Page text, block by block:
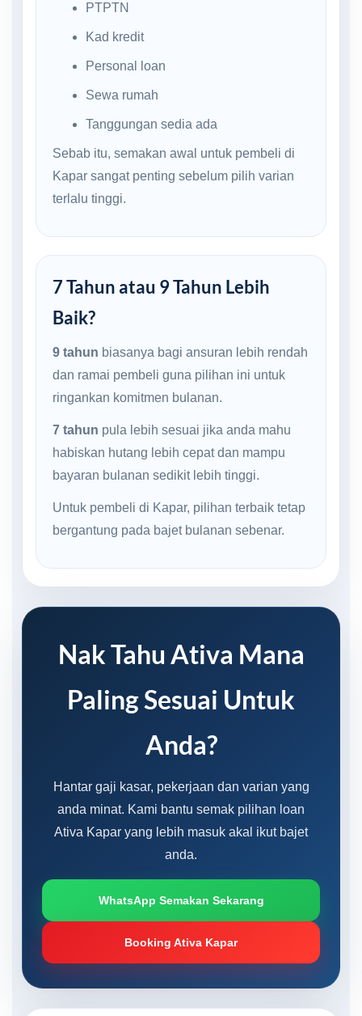
PTPTN
Kad kredit
Personal loan
Sewa rumah
Tanggungan sedia ada
Sebab itu, semakan awal untuk pembeli di
Kapar sangat penting sebelum pilih varian
terlalu tinggi.
7 Tahun atau 9 Tahun Lebih
Baik?
9 tahun biasanya bagi ansuran lebih rendah
dan ramai pembeli guna pilihan ini untuk
ringankan komitmen bulanan.
7 tahun pula lebih sesuai jika anda mahu
habiskan hutang lebih cepat dan mampu
bayaran bulanan sedikit lebih tinggi.
Untuk pembeli di Kapar, pilihan terbaik tetap
bergantung pada bajet bulanan sebenar.
Nak Tahu Ativa Mana
Paling Sesuai Untuk
Anda?
Hantar gaji kasar, pekerjaan dan varian yang
anda minat. Kami bantu semak pilihan loan
Ativa Kapar yang lebih masuk akal ikut bajet
anda.
WhatsApp Semakan Sekarang
Booking Ativa Kapar